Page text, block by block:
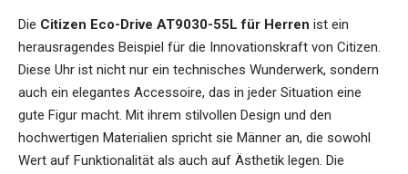
Die Citizen Eco-Drive AT9030-55L für Herren ist ein
herausragendes Beispiel für die Innovationskraft von Citizen.
Diese Uhr ist nicht nur ein technisches Wunderwerk, sondern
auch ein elegantes Accessoire, das in jeder Situation eine
gute Figur macht. Mit ihrem stilvollen Design und den
hochwertigen Materialien spricht sie Männer an, die sowohl
Wert auf Funktionalität als auch auf Ästhetik legen. Die